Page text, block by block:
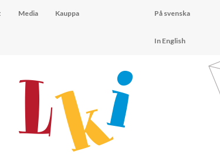
Media Kauppa På svenska
In English